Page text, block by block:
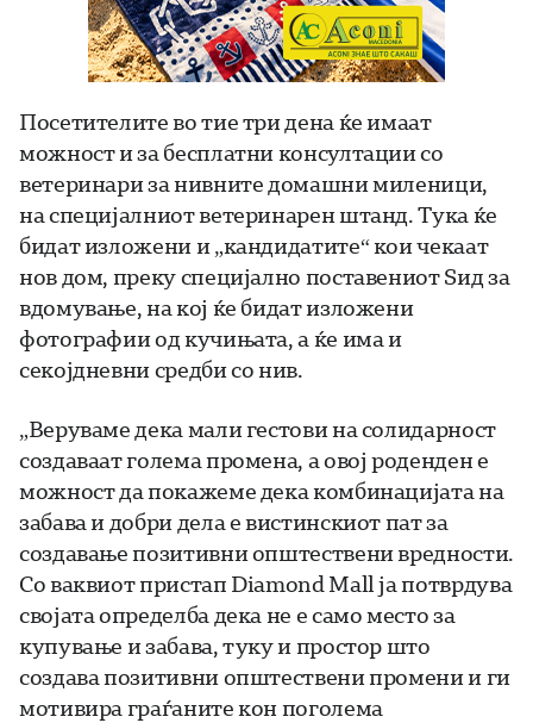
Посетителите во тие три дена ќе имаат
можност и за бесплатни консултации со
ветеринари за нивните домашни миленици,
на специјалниот ветеринарен штанд. Тука ќе
бидат изложени и „кандидатите“ кои чекаат
нов дом, преку специјално поставениот Ѕид за
вдомување, на кој ќе бидат изложени
фотографии од кучињата, а ќе има и
секојдневни средби со нив.
„Веруваме дека мали гестови на солидарност
создаваат голема промена, а овој роденден е
можност да покажеме дека комбинацијата на
забава и добри дела е вистинскиот пат за
создавање позитивни општествени вредности.
Со ваквиот пристап Diamond Mall ја потврдува
својата определба дека не е само место за
купување и забава, туку и простор што
создава позитивни општествени промени и ги
мотивира граѓаните кон поголема